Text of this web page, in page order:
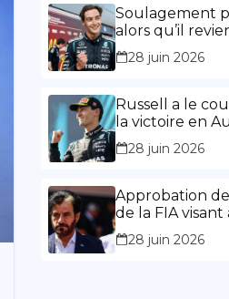
l’expérience »
Soulagement
alors qu’il
chemin de la
28 juin 2026
Russell a le
la victoire en
28 juin 2026
Approbation
de la FIA
la limitation des
présidence
28 juin 2026